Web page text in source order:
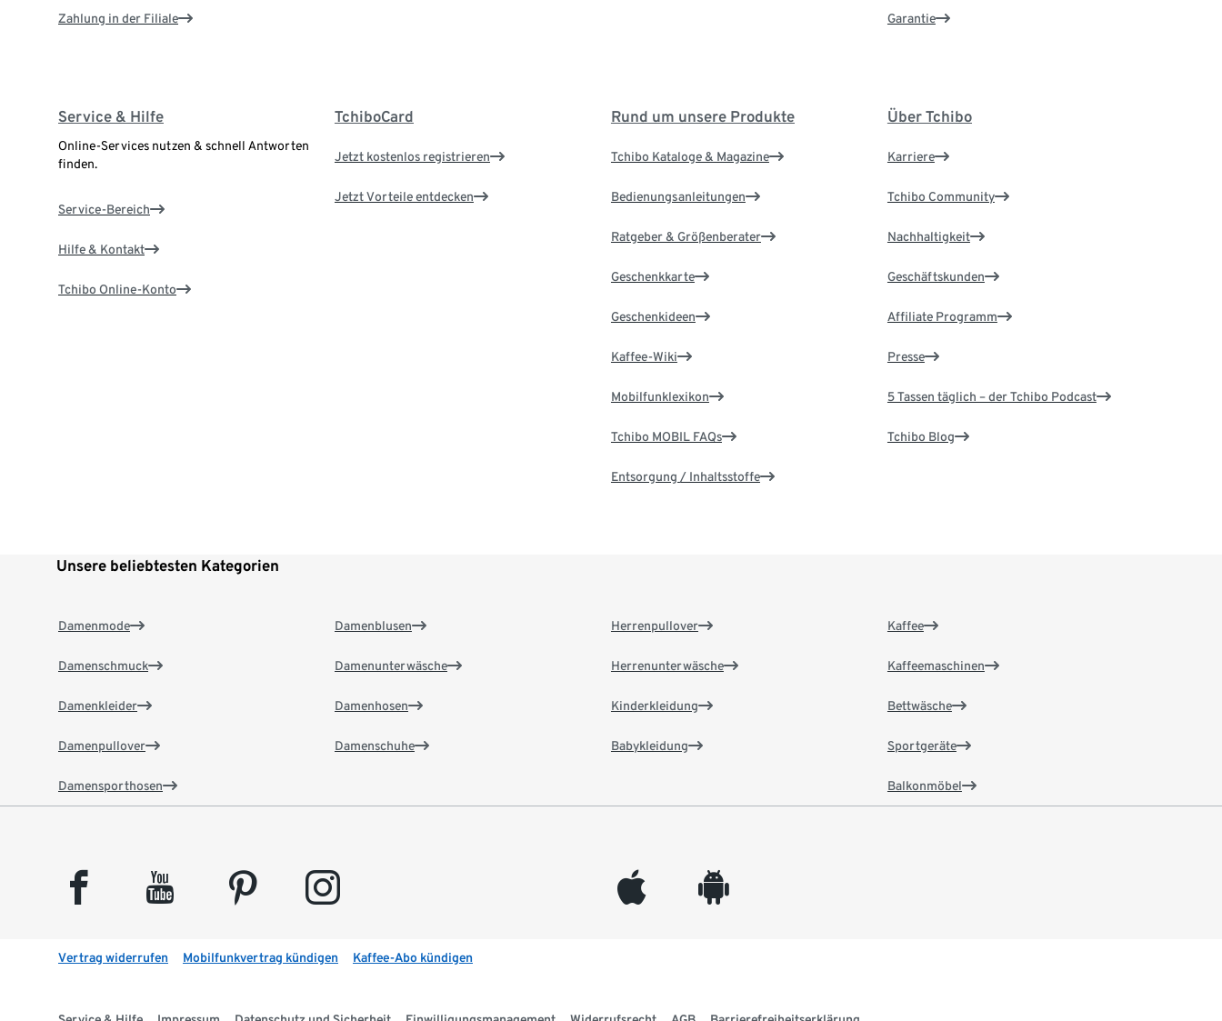
Zahlung in der Filiale Garantie
Service & Hilfe
Online-Services nutzen & schnell Antworten
finden.
Service-Bereich
Hilfe & Kontakt
Tchibo Online-Konto
TchiboCard
Jetzt kostenlos registrieren
Jetzt Vorteile entdecken
Rund um unsere Produkte
Tchibo Kataloge & Magazine
Bedienungsanleitungen
Ratgeber & Größenberater
Geschenkkarte
Geschenkideen
Kaffee-Wiki
Mobilfunklexikon
Tchibo MOBIL FAQs
Entsorgung / Inhaltsstoffe
Über Tchibo
Karriere
Tchibo Community
Nachhaltigkeit
Geschäftskunden
Affiliate Programm
Presse
5 Tassen täglich – der Tchibo Podcast
Tchibo Blog
Unsere beliebtesten Kategorien
Damenmode
Damenschmuck
Damenkleider
Damenpullover
Damensporthosen
Damenblusen
Damenunterwäsche
Damenhosen
Damenschuhe
Herrenpullover
Herrenunterwäsche
Kinderkleidung
Babykleidung
Kaffee
Kaffeemaschinen
Bettwäsche
Sportgeräte
Balkonmöbel
facebook youtube pinterest instagram appleinc android
Vertrag widerrufen Mobilfunkvertrag kündigen Kaffee-Abo kündigen